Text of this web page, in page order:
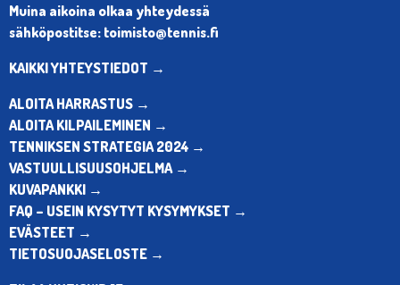
Muina aikoina olkaa yhteydessä
sähköpostitse: toimisto@tennis.fi
KAIKKI YHTEYSTIEDOT →
ALOITA HARRASTUS →
ALOITA KILPAILEMINEN →
TENNIKSEN STRATEGIA 2024 →
VASTUULLISUUSOHJELMA →
KUVAPANKKI →
FAQ – USEIN KYSYTYT KYSYMYKSET →
EVÄSTEET →
TIETOSUOJASELOSTE →